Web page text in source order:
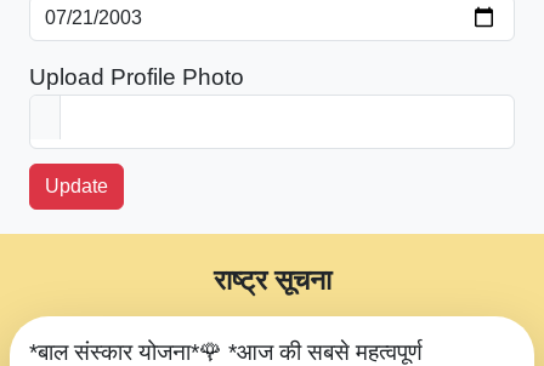
Upload Profile Photo
Update
*बाल संस्कार योजना*🌹 *आज की सबसे महत्वपूर्ण
राष्ट्र सूचना